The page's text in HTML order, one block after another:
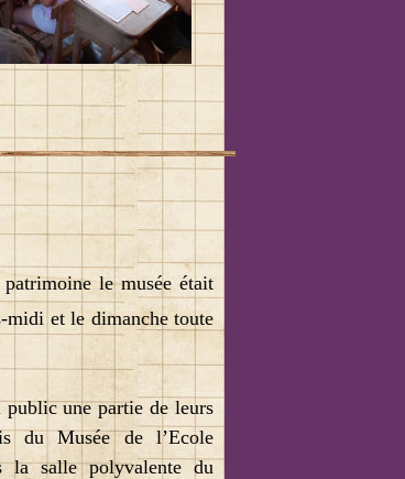
le musée était
midi et le dimanche toute
une partie de leurs
du Musée de l’Ecole
la salle polyvalente du